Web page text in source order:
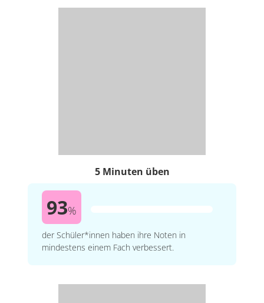
5 Minuten üben
93%
der Schüler*innen haben ihre Noten in
mindestens einem Fach verbessert.